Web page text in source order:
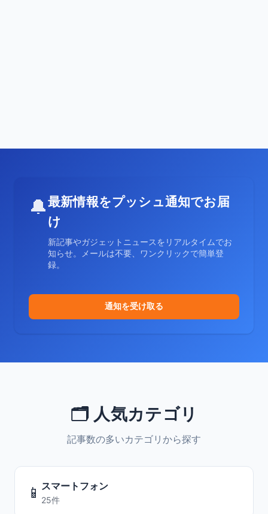
🔔最新情報をプッシュ通知でお届
け
新記事やガジェットニュースをリアルタイムでお
知らせ。メールは不要、ワンクリックで簡単登
録。
通知を受け取る
🗂️ 人気カテゴリ
記事数の多いカテゴリから探す
📱 スマートフォン
25件